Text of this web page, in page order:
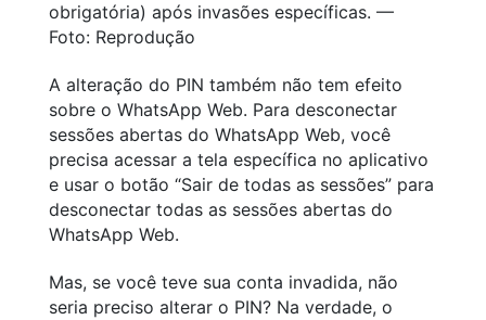
obrigatória) após invasões específicas. —
Foto: Reprodução
A alteração do PIN também não tem efeito
sobre o WhatsApp Web. Para desconectar
sessões abertas do WhatsApp Web, você
precisa acessar a tela específica no aplicativo
e usar o botão “Sair de todas as sessões” para
desconectar todas as sessões abertas do
WhatsApp Web.
Mas, se você teve sua conta invadida, não
seria preciso alterar o PIN? Na verdade, o